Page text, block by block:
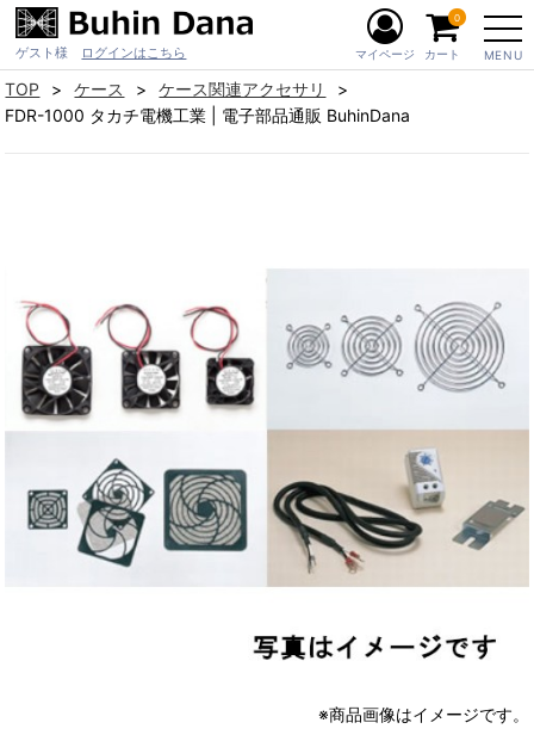
ゲスト様 ログインはこちら MENU
マイページ カート
0
TOP ケース
ケース関連アクセサリ
FDR-1000 タカチ電機工業 | 電子部品通販 BuhinDana
※商品画像はイメージです。